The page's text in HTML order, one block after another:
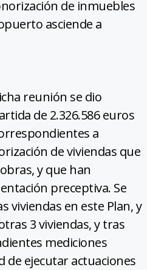
de inmuebles
asciende a
reunión se dio
de 2.326.586 euros
a
de viviendas que
y que han
preceptiva. Se
viviendas en este Plan, y
3 viviendas, y tras
mediciones
de ejecutar actuaciones